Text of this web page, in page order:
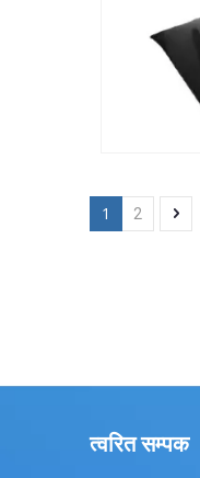
1 2
त्वरित सम्पक